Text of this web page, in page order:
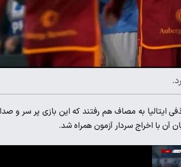
ایتالیا به مصاف هم رفتند که این بازی پر سر و صدا
آن با اخراج سردار آزمون همراه شد.